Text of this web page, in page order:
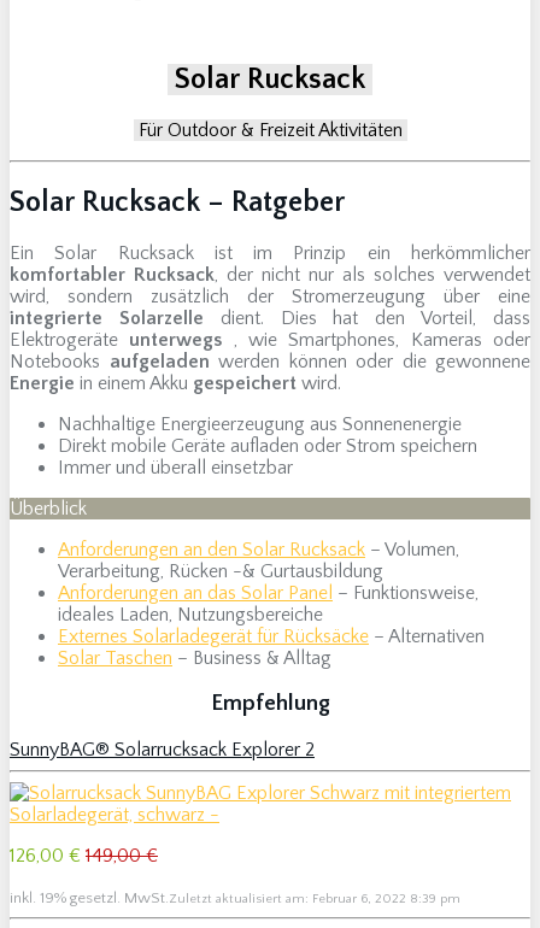
Solar Rucksack
Für Outdoor & Freizeit Aktivitäten
Solar Rucksack – Ratgeber
Ein Solar Rucksack ist im Prinzip ein herkömmlicher
komfortabler Rucksack, der nicht nur als solches verwendet
wird, sondern zusätzlich der Stromerzeugung über eine
integrierte Solarzelle dient. Dies hat den Vorteil, dass
Elektrogeräte unterwegs , wie Smartphones, Kameras oder
Notebooks aufgeladen werden können oder die gewonnene
Energie in einem Akku gespeichert wird.
Nachhaltige Energieerzeugung aus Sonnenenergie
Direkt mobile Geräte aufladen oder Strom speichern
Immer und überall einsetzbar
Überblick
Anforderungen an den Solar Rucksack – Volumen,
Verarbeitung, Rücken -& Gurtausbildung
Anforderungen an das Solar Panel – Funktionsweise,
ideales Laden, Nutzungsbereiche
Externes Solarladegerät für Rücksäcke – Alternativen
Solar Taschen – Business & Alltag
Empfehlung
SunnyBAG® Solarrucksack Explorer 2
126,00 € 149,00 €
inkl. 19% gesetzl. MwSt.Zuletzt aktualisiert am: Februar 6, 2022 8:39 pm